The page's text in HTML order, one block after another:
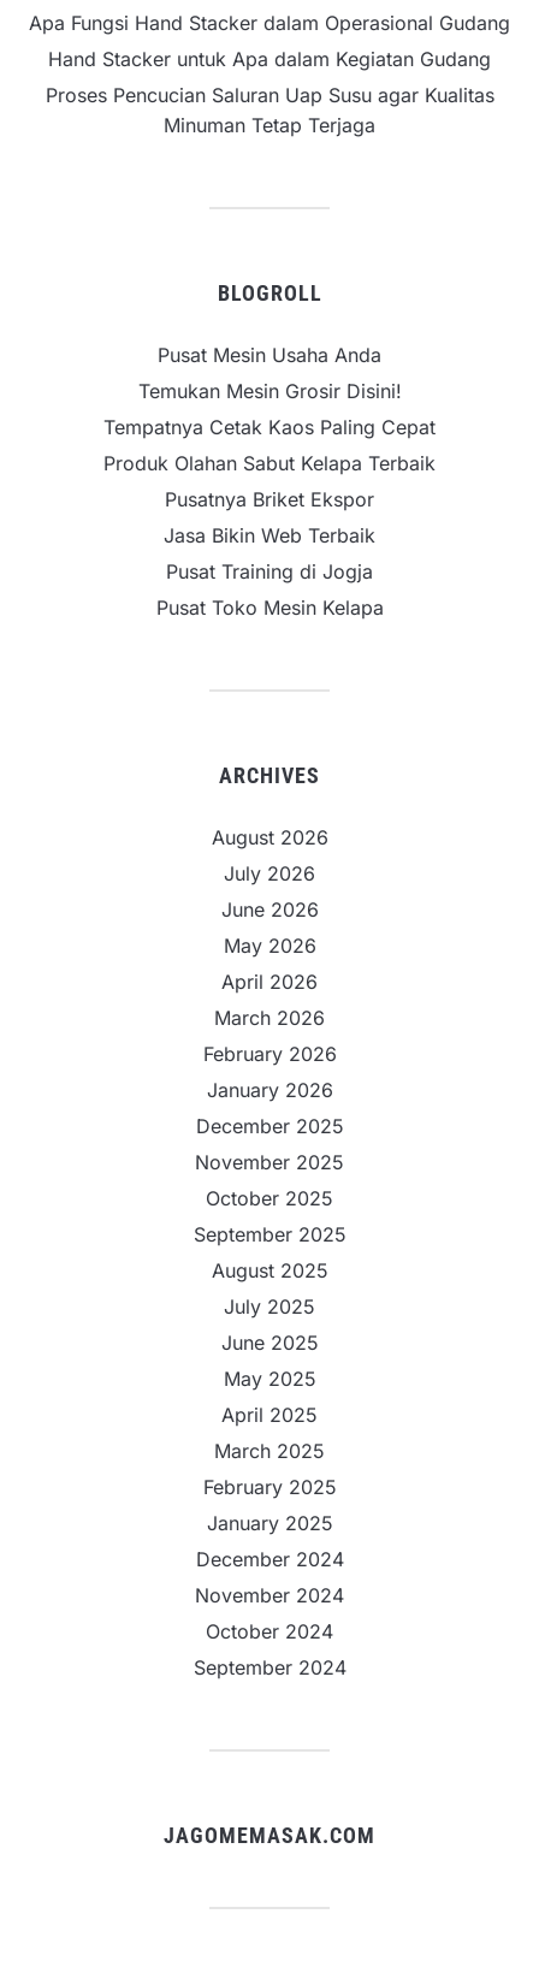
Apa Fungsi Hand Stacker dalam Operasional Gudang
Hand Stacker untuk Apa dalam Kegiatan Gudang
Proses Pencucian Saluran Uap Susu agar Kualitas
Minuman Tetap Terjaga
BLOGROLL
Pusat Mesin Usaha Anda
Temukan Mesin Grosir Disini!
Tempatnya Cetak Kaos Paling Cepat
Produk Olahan Sabut Kelapa Terbaik
Pusatnya Briket Ekspor
Jasa Bikin Web Terbaik
Pusat Training di Jogja
Pusat Toko Mesin Kelapa
ARCHIVES
August 2026
July 2026
June 2026
May 2026
April 2026
March 2026
February 2026
January 2026
December 2025
November 2025
October 2025
September 2025
August 2025
July 2025
June 2025
May 2025
April 2025
March 2025
February 2025
January 2025
December 2024
November 2024
October 2024
September 2024
JAGOMEMASAK.COM